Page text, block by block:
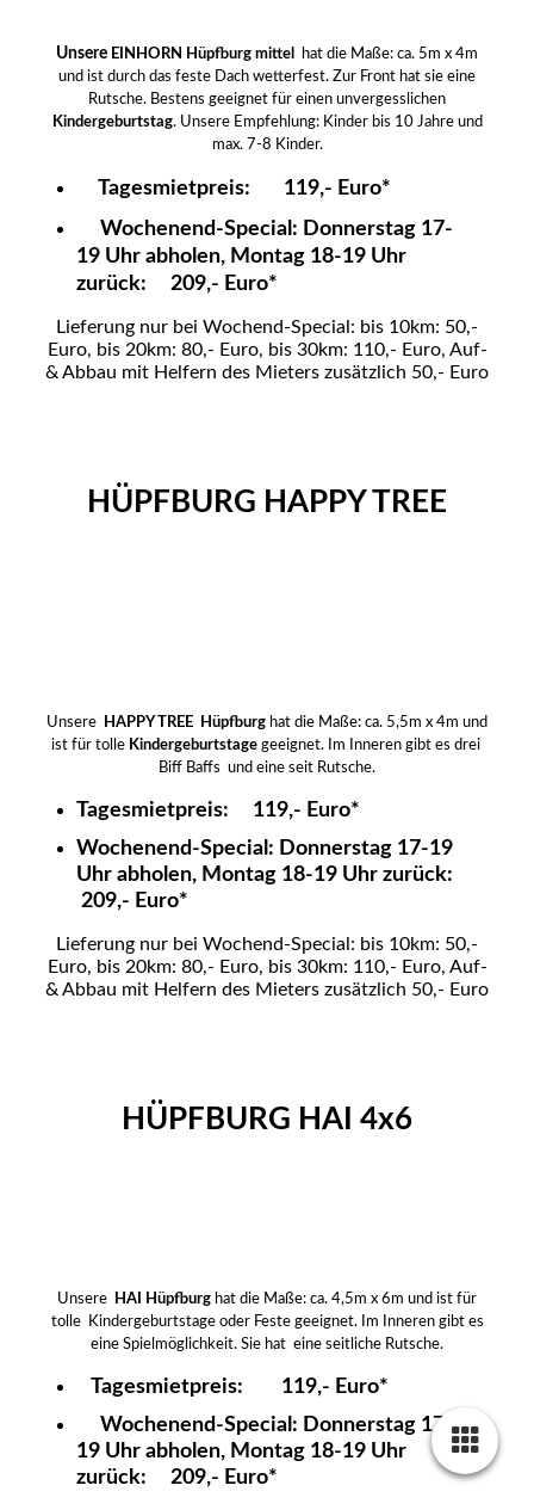
Unsere EINHORN Hüpfburg mittel
hat die Maße: ca. 5m x 4m
und ist durch das feste Dach wetterfest. Zur Front hat sie eine
Rutsche. Bestens geeignet für einen unvergesslichen
Kindergeburtstag. Unsere Empfehlung: Kinder bis 10 Jahre und
max. 7-8 Kinder.
Tagesmietpreis: 119,- Euro*
Wochenend-Special: Donnerstag 17-
19 Uhr abholen, Montag 18-19 Uhr
zurück: 209,- Euro*
Lieferung nur bei Wochend-Special: bis 10km: 50,-
Euro, bis 20km: 80,- Euro, bis 30km: 110,- Euro, Auf-
& Abbau mit Helfern des Mieters zusätzlich 50,- Euro
HÜPFBURG HAPPY TREE
Unsere HAPPY TREE Hüpfburg hat die Maße: ca. 5,5m x 4m und
ist für tolle Kindergeburtstagegeeignet. Im Inneren gibt es drei
Biff Baffs und eine seit Rutsche.
Tagesmietpreis: 119,- Euro*
Wochenend-Special: Donnerstag 17-19
Uhr abholen, Montag 18-19 Uhr zurück:
209,- Euro*
Lieferung nur bei Wochend-Special: bis 10km: 50,-
Euro, bis 20km: 80,- Euro, bis 30km: 110,- Euro, Auf-
& Abbau mit Helfern des Mieters zusätzlich 50,- Euro
HÜPFBURG HAI 4x6
Unsere HAI Hüpfburg hat die Maße: ca. 4,5m x 6m und ist für
tolle Kindergeburtstage oder Feste geeignet. Im Inneren gibt es
eine Spielmöglichkeit. Sie hat eine seitliche Rutsche.
Tagesmietpreis: 119,- Euro*
Wochenend-Special: Donnerstag 17-
19 Uhr abholen, Montag 18-19 Uhr
zurück: 209,- Euro*